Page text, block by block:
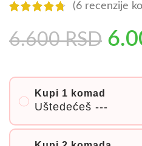
(6 recenzije
6.600RSD
Kupi 1 komad
Uštedećeš ---